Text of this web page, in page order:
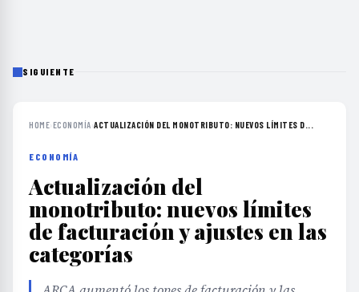
SIGUIENTE
HOME›ECONOMÍA›ACTUALIZACIÓN DEL MONOTRIBUTO: NUEVOS LÍMITES D...
ECONOMÍA
Actualización del
monotributo: nuevos límites
de facturación y ajustes en las
categorías